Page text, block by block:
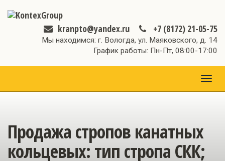
kranpto@yandex.ru +7 (8172) 21-05-75
Мы находимся: г. Вологда, ул. Маяковского, д. 14
График работы: Пн-Пт, 08:00-17:00
Продажа стропов канатных
кольцевых: тип стропа СКК;